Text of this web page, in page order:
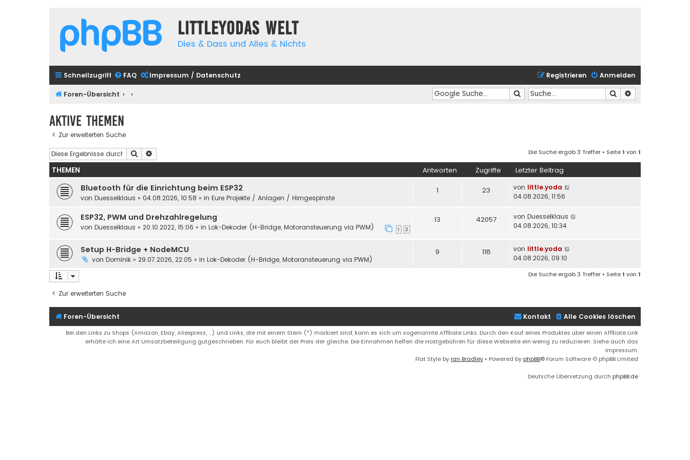
Littleyodas Welt
Dies & Dass und Alles & Nichts
Schnellzugriff FAQ Impressum / Datenschutz Anmelden
Registrieren
Foren-Übersicht Suche
Suche
Aktive Themen
Zur erweiterten Suche
Suche Die Suche ergab 3 Treffer • Seite1 von 1
THEMEN Antworten Zugriffe Letzter Beitrag
Bluetooth für die Einrichtung beim ESP32
von Duesselklaus » 04.08.2026, 10:58 » in Eure Projekte / Anlagen / Hirngespinste
1 23 von little.yoda
04.08.2026, 11:56
ESP32, PWM und Drehzahlregelung
von Duesselklaus » 20.10.2022, 15:06 » in Lok-Dekoder (H-Bridge, Motoransteuerung via PWM) 1 2
13 42057 von Duesselklaus
04.08.2026, 10:34
Setup H-Bridge + NodeMCU
von Dominik » 29.07.2026, 22:05 » in Lok-Dekoder (H-Bridge, Motoransteuerung via PWM)
9 118 von little.yoda
04.08.2026, 09:10
Die Suche ergab 3 Treffer • Seite1 von 1
Zur erweiterten Suche
Foren-Übersicht Alle Cookies löschen
Kontakt
Bei den Links zu Shops (Amazon, Ebay, Aliexpress, ...) und Links, die mit einem Stern (*) markiert sind, kann es sich um sogenannte Affiliate Links. Durch den Kauf eines Produktes über einen Affiliate Link
erhälte ich eine Art Umsatzbeteiligung gutgeschrieben. Für euch bleibt der Preis der gleiche. Die Einnahmen helfen die Hostgebühren für diese Webseite ein wenig zu reduzieren. Siehe auch das
Impressum.
Flat Style by Ian Bradley • Powered by phpBB® Forum Software © phpBB Limited
Deutsche Übersetzung durch phpBB.de